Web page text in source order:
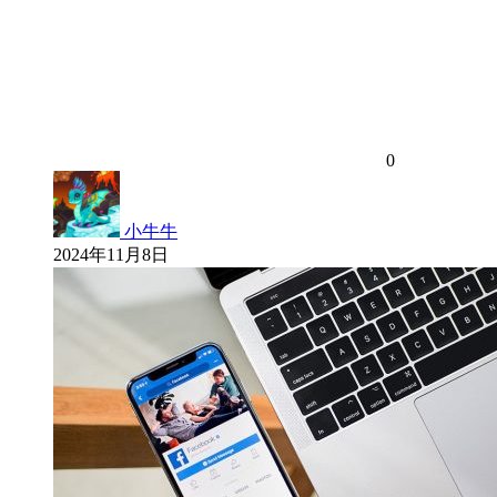
0
小牛牛
2024年11月8日